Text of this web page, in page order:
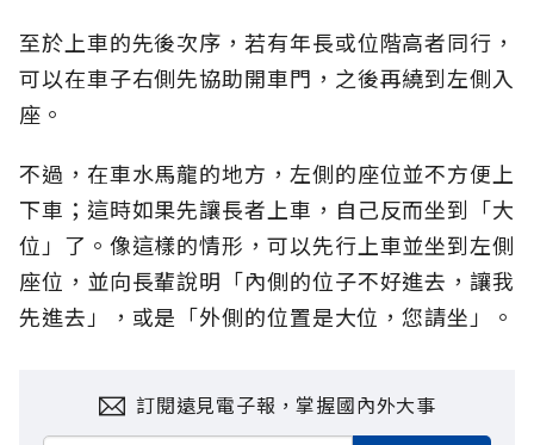
至於上車的先後次序，若有年長或位階高者同行，
可以在車子右側先協助開車門，之後再繞到左側入
座。
不過，在車水馬龍的地方，左側的座位並不方便上
下車；這時如果先讓長者上車，自己反而坐到「大
位」了。像這樣的情形，可以先行上車並坐到左側
座位，並向長輩說明「內側的位子不好進去，讓我
先進去」，或是「外側的位置是大位，您請坐」。
訂閱遠見電子報，掌握國內外大事